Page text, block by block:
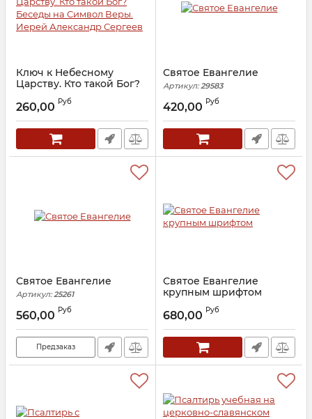
Ключ к Небесному
Царству. Кто такой Бог?
Беседы на Символ Веры.
Иерей Александр
Артикул: 30434
260,00 Руб
Святое Евангелие
Артикул: 29583
420,00 Руб
Святое Евангелие
Артикул: 25261
560,00 Руб
Предзаказ
Святое Евангелие
крупным шрифтом
28444
680,00 Руб